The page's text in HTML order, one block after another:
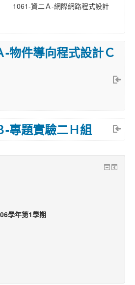
1061-資二Ａ-網際網路程式設計
-物件導向程式設計Ｃ
-專題實驗二Ｈ組
學年第1學期